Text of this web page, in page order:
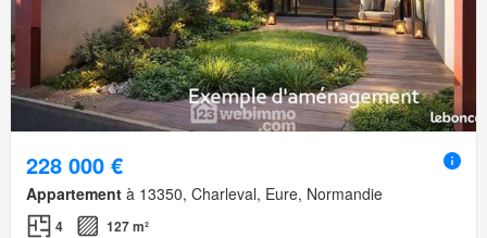
228 000 €
Appartement à 13350, Charleval, Eure, Normandie
4 127 m²